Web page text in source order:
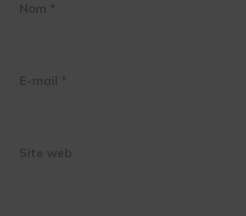
Nom *
E-mail *
Site web